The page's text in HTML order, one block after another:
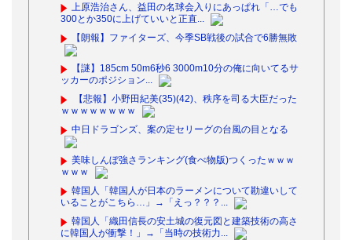
上原浩治さん、益田の名球会入りにあっぱれ「…でも
300とか350に上げていいと正直...
【朗報】ファイターズ、今季SB戦後の試合で6勝無敗
【謎】185cm 50m6秒6 3000m10分の俺に向いてるサ
ッカーのポジション...
【悲報】小野田紀美(35)(42)、秩序を司る大臣だった
ｗｗｗｗｗｗｗｗ
中日ドラゴンズ、案の定セリーグの台風の目となる
美味しんぼ強さランキング(食べ物版)つくったｗｗｗ
ｗｗｗ
韓国人「韓国人が日本のラーメンについて勘違いして
いることがこちら…」→「えっ？？？...
韓国人「織田信長の安土城の復元図と建築技術の高さ
に韓国人が衝撃！」→「当時の技術力...